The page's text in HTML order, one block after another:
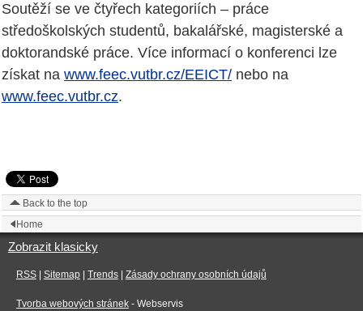
Soutěží se ve čtyřech kategoriích – práce
středoškolských studentů, bakalářské, magisterské a
doktorandské práce. Více informací o konferenci lze
získat na www.feec.vutbr.cz/EEICT/ nebo na
www.feec.vutbr.cz.
Back to the top
Home
Zobrazit klasicky
RSS| Sitemap| Trends| Zásady ochrany osobních údajů
Tvorba webových stránek- Webservis